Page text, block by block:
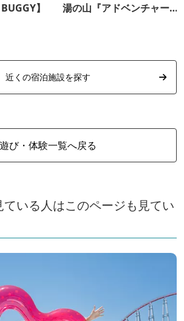
】
湯の山『アドベンチャーコ
近くの宿泊施設を探す
遊び・体験一覧へ戻る
ている人はこのページも見てい